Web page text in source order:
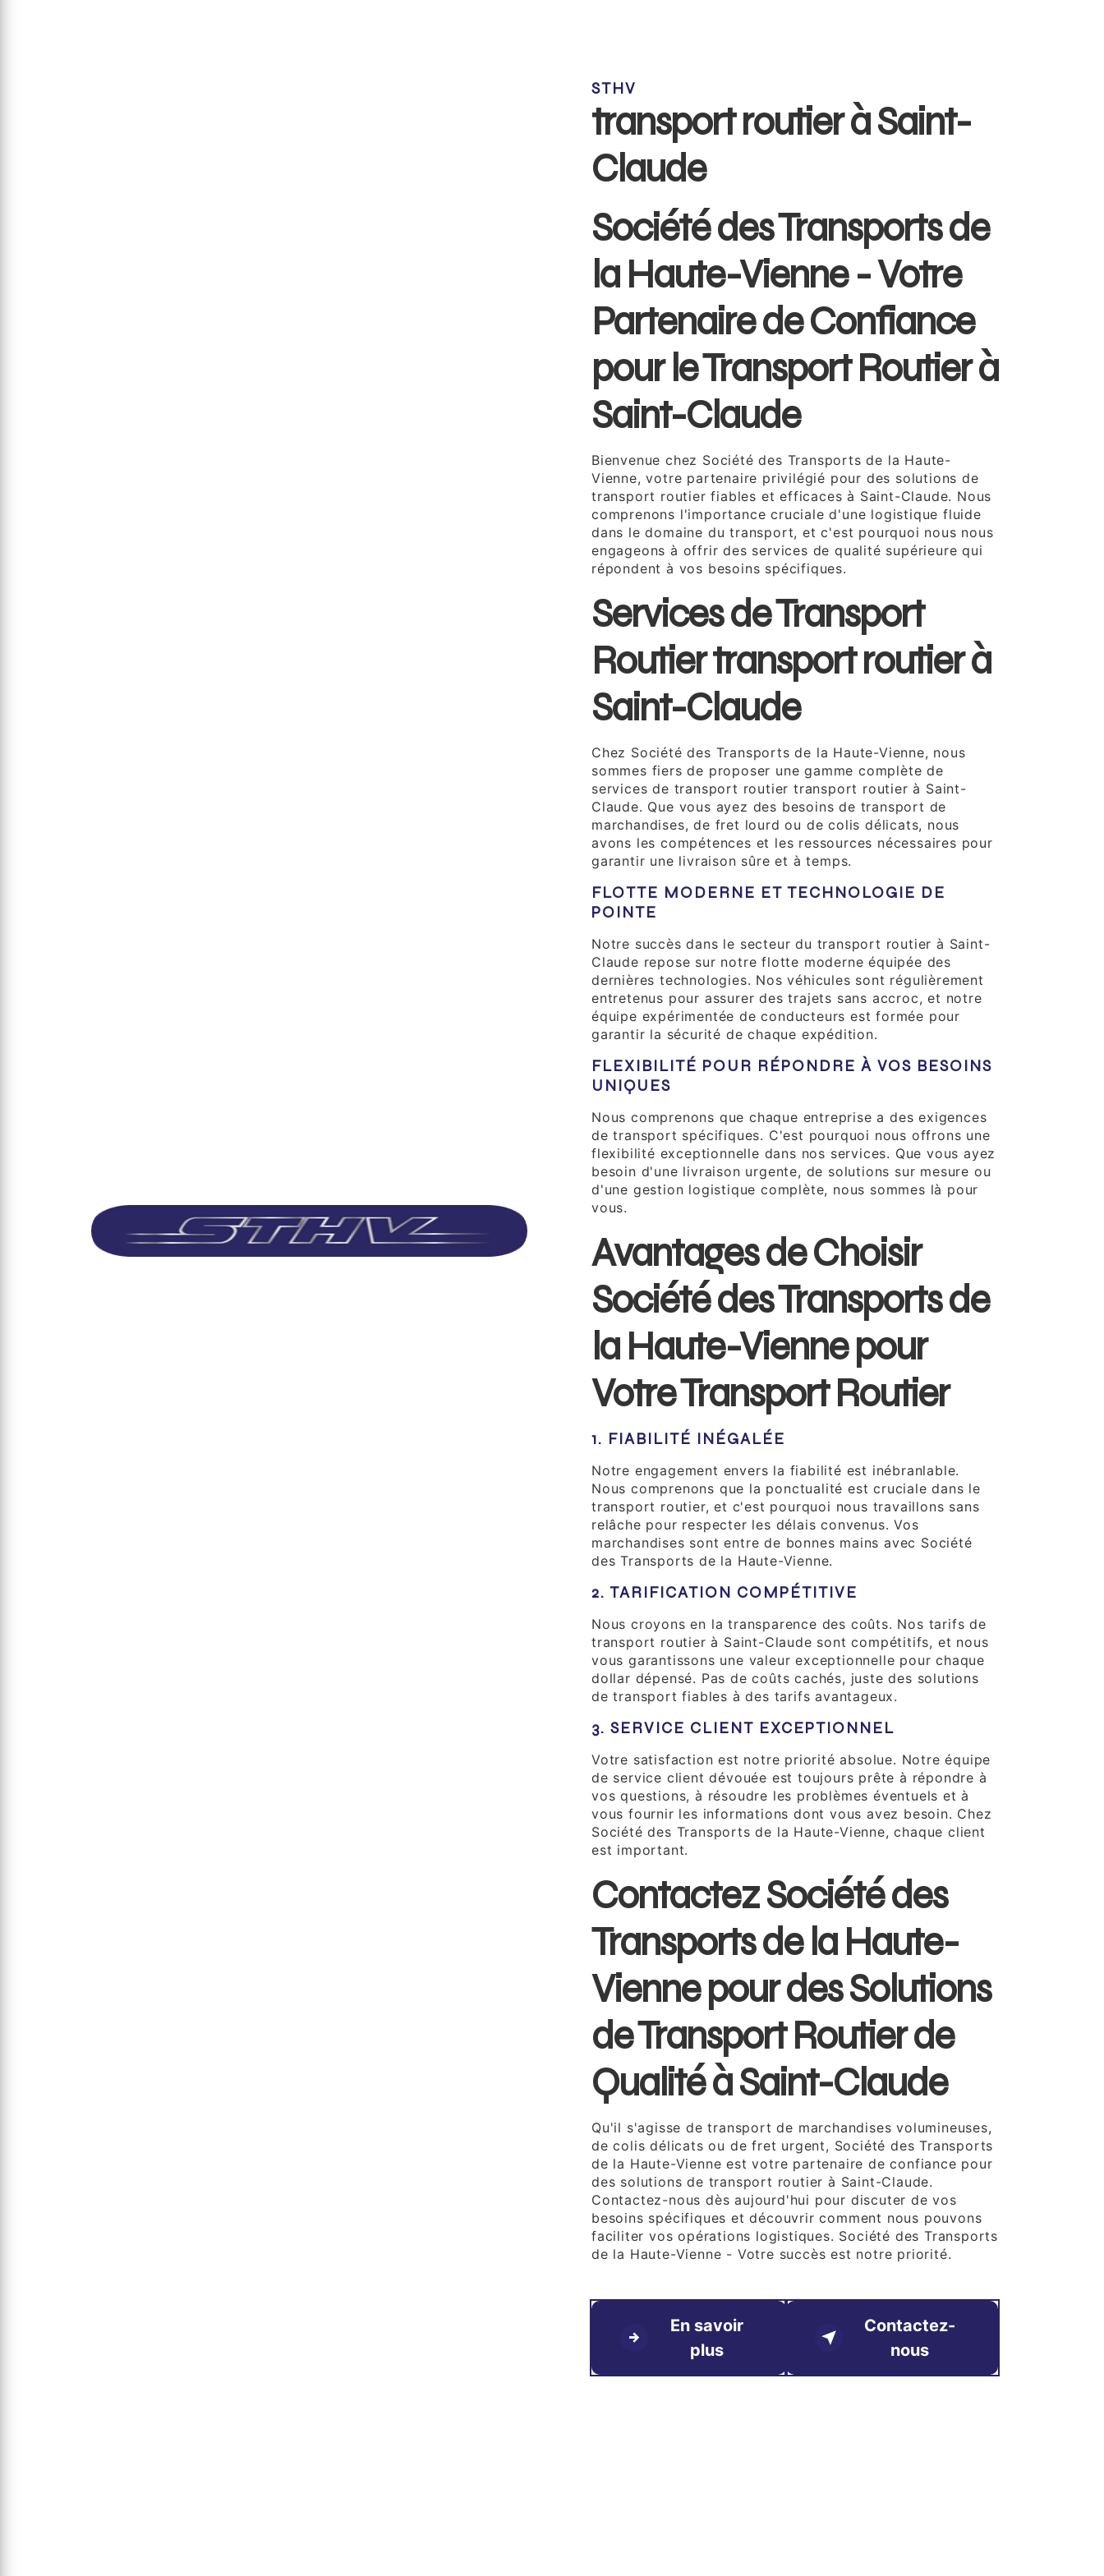
STHV
transport routier à Saint-
Claude
Société des Transports de
la Haute-Vienne - Votre
Partenaire de Confiance
pour le Transport Routier à
Saint-Claude
Bienvenue chez Société des Transports de la Haute-
Vienne, votre partenaire privilégié pour des solutions de
transport routier fiables et efficaces à Saint-Claude. Nous
comprenons l'importance cruciale d'une logistique fluide
dans le domaine du transport, et c'est pourquoi nous nous
engageons à offrir des services de qualité supérieure qui
répondent à vos besoins spécifiques.
Services de Transport
Routier transport routier à
Saint-Claude
Chez Société des Transports de la Haute-Vienne, nous
sommes fiers de proposer une gamme complète de
services de transport routier transport routier à Saint-
Claude. Que vous ayez des besoins de transport de
marchandises, de fret lourd ou de colis délicats, nous
avons les compétences et les ressources nécessaires pour
garantir une livraison sûre et à temps.
FLOTTE MODERNE ET TECHNOLOGIE DE
POINTE
Notre succès dans le secteur du transport routier à Saint-
Claude repose sur notre flotte moderne équipée des
dernières technologies. Nos véhicules sont régulièrement
entretenus pour assurer des trajets sans accroc, et notre
équipe expérimentée de conducteurs est formée pour
garantir la sécurité de chaque expédition.
FLEXIBILITÉ POUR RÉPONDRE À VOS BESOINS
UNIQUES
Nous comprenons que chaque entreprise a des exigences
de transport spécifiques. C'est pourquoi nous offrons une
flexibilité exceptionnelle dans nos services. Que vous ayez
besoin d'une livraison urgente, de solutions sur mesure ou
d'une gestion logistique complète, nous sommes là pour
vous.
Avantages de Choisir
Société des Transports de
la Haute-Vienne pour
Votre Transport Routier
1. FIABILITÉ INÉGALÉE
Notre engagement envers la fiabilité est inébranlable.
Nous comprenons que la ponctualité est cruciale dans le
transport routier, et c'est pourquoi nous travaillons sans
relâche pour respecter les délais convenus. Vos
marchandises sont entre de bonnes mains avec Société
des Transports de la Haute-Vienne.
2. TARIFICATION COMPÉTITIVE
Nous croyons en la transparence des coûts. Nos tarifs de
transport routier à Saint-Claude sont compétitifs, et nous
vous garantissons une valeur exceptionnelle pour chaque
dollar dépensé. Pas de coûts cachés, juste des solutions
de transport fiables à des tarifs avantageux.
3. SERVICE CLIENT EXCEPTIONNEL
Votre satisfaction est notre priorité absolue. Notre équipe
de service client dévouée est toujours prête à répondre à
vos questions, à résoudre les problèmes éventuels et à
vous fournir les informations dont vous avez besoin. Chez
Société des Transports de la Haute-Vienne, chaque client
est important.
Contactez Société des
Transports de la Haute-
Vienne pour des Solutions
de Transport Routier de
Qualité à Saint-Claude
Qu'il s'agisse de transport de marchandises volumineuses,
de colis délicats ou de fret urgent, Société des Transports
de la Haute-Vienne est votre partenaire de confiance pour
des solutions de transport routier à Saint-Claude.
Contactez-nous dès aujourd'hui pour discuter de vos
besoins spécifiques et découvrir comment nous pouvons
faciliter vos opérations logistiques. Société des Transports
de la Haute-Vienne - Votre succès est notre priorité.
En savoir
plus
Contactez-
nous